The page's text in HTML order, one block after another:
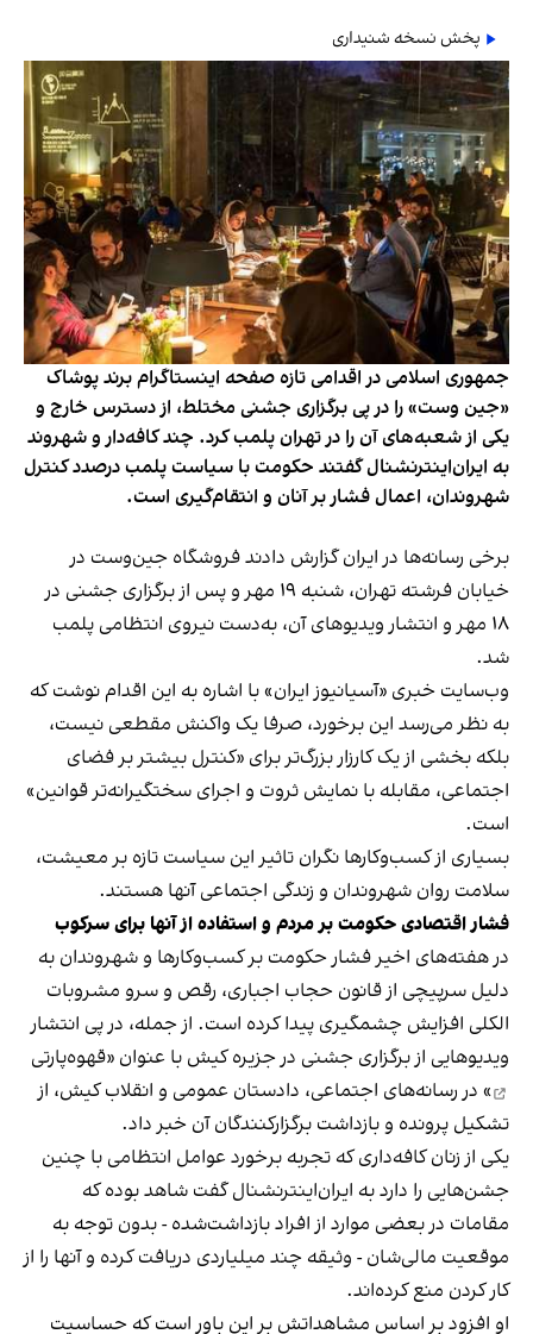
پخش نسخه شنیداری
جمهوری اسلامی در اقدامی تازه صفحه اینستاگرام برند پوشاک
«جین وست» را در پی برگزاری جشنی مختلط، از دسترس خارج و
یکی از شعبه‌های آن را در تهران پلمب کرد. چند کافه‌‌دار و شهروند
به ایران‌اینترنشنال گفتند حکومت با سیاست پلمب درصدد کنترل
شهروندان، اعمال فشار بر آنان و انتقام‌گیری است.
برخی رسانه‌ها در ایران گزارش دادند فروشگاه جین‌وست در
خیابان فرشته تهران، شنبه ۱۹ مهر و پس از برگزاری جشنی در
۱۸ مهر و انتشار ویدیوهای آن، به‌دست نیروی انتظامی پلمب
شد.
وب‌سایت خبری «آسیانیوز ایران» با اشاره به این اقدام نوشت که
به نظر می‌رسد این برخورد، صرفا یک واکنش مقطعی نیست،
بلکه بخشی از یک کارزار بزرگ‌تر برای «کنترل بیشتر بر فضای
اجتماعی، مقابله با نمایش ثروت و اجرای سختگیرانه‌تر قوانین»
است.
بسیاری از کسب‌وکارها نگران تاثیر این سیاست‌ تازه بر معیشت،
سلامت روان شهروندان و زندگی اجتماعی آنها هستند.
فشار اقتصادی حکومت بر مردم و استفاده از آنها برای سرکوب
در هفته‌های اخیر فشار حکومت بر کسب‌وکارها و شهروندان به
دلیل سرپیچی از قانون حجاب اجباری، رقص و سرو مشروبات
الکلی افزایش چشمگیری پیدا کرده است. از جمله، در پی انتشار
ویدیوهایی از برگزاری جشنی در جزیره کیش با عنوان «قهوه‌پارتی
» در رسانه‌های اجتماعی، دادستان عمومی و انقلاب کیش، از
تشکیل پرونده و بازداشت برگزارکنندگان آن خبر داد.
یکی از زنان کافه‌داری که تجربه برخورد عوامل انتظامی با چنین
جشن‌هایی را دارد به ایران‌اینترنشنال گفت شاهد بوده که
مقامات در بعضی موارد از افراد بازداشت‌‌شده - بدون توجه به
موقعیت مالی‌شان - وثیقه چند میلیاردی دریافت کرده و آنها را از
کار کردن منع کرده‌اند.
او افزود بر اساس مشاهداتش بر این باور است که حساسیت